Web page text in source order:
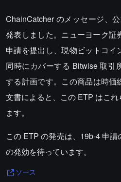
ChainCatcher のメッセージ、
発表しました。ニューヨーク証
申請を提出し、現物ビットコイ
同時にカバーする Bitwise 取引
する計画です。この商品は時価
文書によると、この ETP はこ
ます。
この ETP の発売は、19b-4 申
の発効を待っています。
ソース